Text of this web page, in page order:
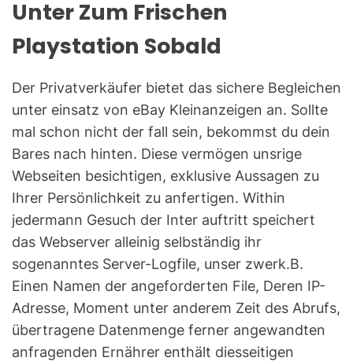
Unter Zum Frischen
Playstation Sobald
Der Privatverkäufer bietet das sichere Begleichen
unter einsatz von eBay Kleinanzeigen an. Sollte
mal schon nicht der fall sein, bekommst du dein
Bares nach hinten. Diese vermögen unsrige
Webseiten besichtigen, exklusive Aussagen zu
Ihrer Persönlichkeit zu anfertigen. Within
jedermann Gesuch der Inter auftritt speichert
das Webserver alleinig selbständig ihr
sogenanntes Server-Logfile, unser zwerk.B.
Einen Namen der angeforderten File, Deren IP-
Adresse, Moment unter anderem Zeit des Abrufs,
übertragene Datenmenge ferner angewandten
anfragenden Ernährer enthält diesseitigen